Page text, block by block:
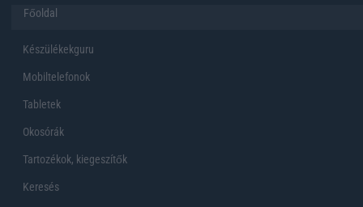
Főoldal
Készülékekguru
Mobiltelefonok
Tabletek
Okosórák
Tartozékok, kiegeszítők
Keresés